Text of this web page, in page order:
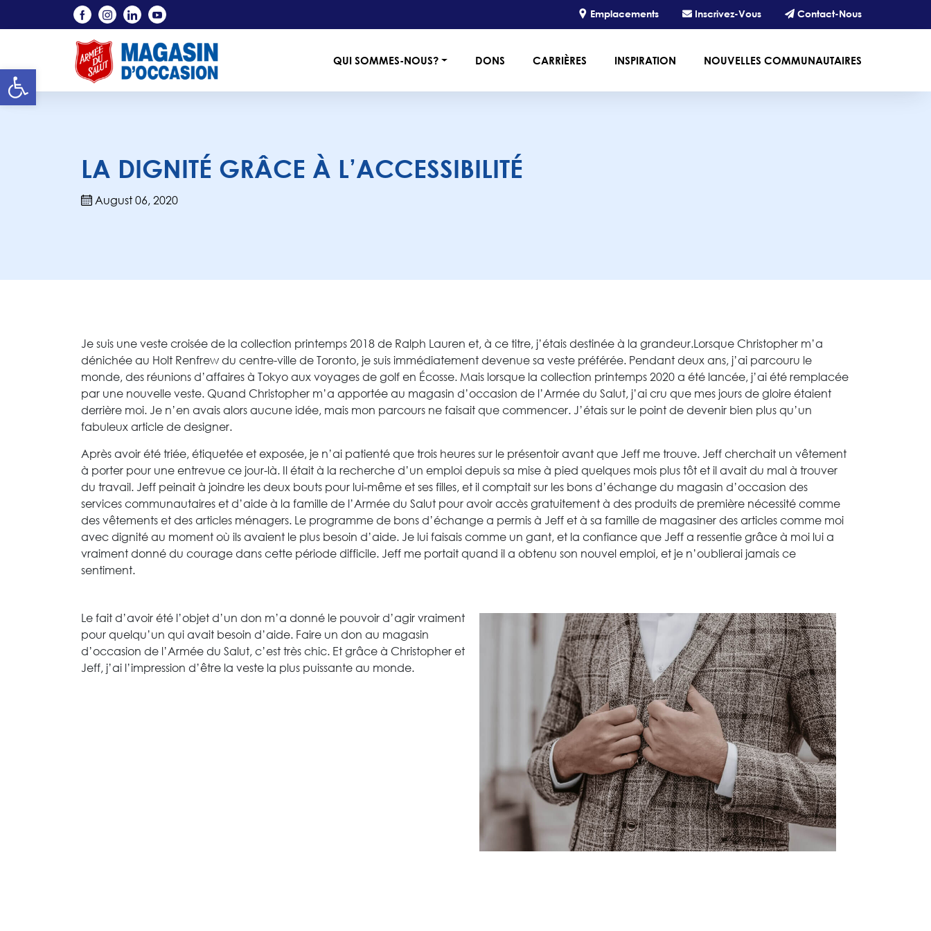
Open toolbar
Skip to main content Emplacements Inscrivez-Vous Contact-Nous
QUI SOMMES-NOUS? DONS CARRIÈRES INSPIRATION NOUVELLES COMMUNAUTAIRES
LA DIGNITÉ GRÂCE À L’ACCESSIBILITÉ
August 06, 2020
Je suis une veste croisée de la collection printemps 2018 de Ralph Lauren et, à ce titre, j’étais destinée à la grandeur.Lorsque Christopher m’a
dénichée au Holt Renfrew du centre-ville de Toronto, je suis immédiatement devenue sa veste préférée. Pendant deux ans, j’ai parcouru le
monde, des réunions d’affaires à Tokyo aux voyages de golf en Écosse. Mais lorsque la collection printemps 2020 a été lancée, j’ai été remplacée
par une nouvelle veste. Quand Christopher m’a apportée au magasin d’occasion de l’Armée du Salut, j’ai cru que mes jours de gloire étaient
derrière moi. Je n’en avais alors aucune idée, mais mon parcours ne faisait que commencer. J’étais sur le point de devenir bien plus qu’un
fabuleux article de designer.
Après avoir été triée, étiquetée et exposée, je n’ai patienté que trois heures sur le présentoir avant que Jeff me trouve. Jeff cherchait un vêtement
à porter pour une entrevue ce jour-là. Il était à la recherche d’un emploi depuis sa mise à pied quelques mois plus tôt et il avait du mal à trouver
du travail. Jeff peinait à joindre les deux bouts pour lui-même et ses filles, et il comptait sur les bons d’échange du magasin d’occasion des
services communautaires et d’aide à la famille de l’Armée du Salut pour avoir accès gratuitement à des produits de première nécessité comme
des vêtements et des articles ménagers. Le programme de bons d’échange a permis à Jeff et à sa famille de magasiner des articles comme moi
avec dignité au moment où ils avaient le plus besoin d’aide. Je lui faisais comme un gant, et la confiance que Jeff a ressentie grâce à moi lui a
vraiment donné du courage dans cette période difficile. Jeff me portait quand il a obtenu son nouvel emploi, et je n’oublierai jamais ce
sentiment.
Le fait d’avoir été l’objet d’un don m’a donné le pouvoir d’agir vraiment
pour quelqu’un qui avait besoin d’aide. Faire un don au magasin
d’occasion de l’Armée du Salut, c’est très chic. Et grâce à Christopher et
Jeff, j’ai l’impression d’être la veste la plus puissante au monde.